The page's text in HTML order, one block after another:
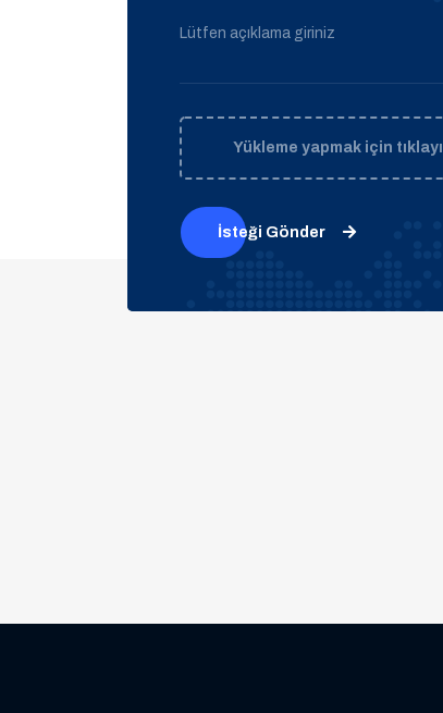
Lütfen açıklama giriniz
Yükleme yapmak için
İsteği Gönder